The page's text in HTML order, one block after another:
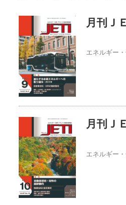
月刊Ｊ
エネルギー
月刊Ｊ
エネルギー